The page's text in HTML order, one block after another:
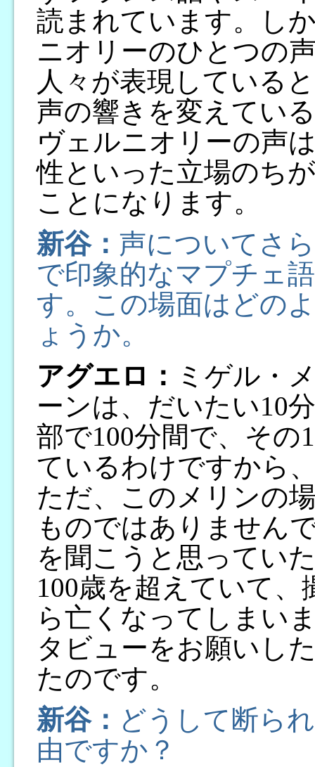
読まれています。し
ニオリーのひとつの
人々が表現している
声の響きを変えてい
ヴェルニオリーの声
性といった立場のち
ことになります。
新谷： 声についてさ
で印象的なマプチェ
す。この場面はどの
ょうか。
アグエロ： ミゲル・
ーンは、だいたい10
部で100分間で、その
ているわけですから
ただ、このメリンの
ものではありません
を聞こうと思ってい
100歳を超えていて
ら亡くなってしまい
タビューをお願いし
たのです。
新谷： どうして断ら
由ですか？